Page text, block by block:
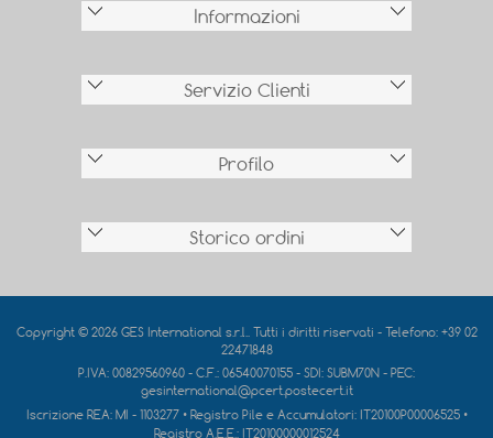
Informazioni
Servizio Clienti
Profilo
Storico ordini
Copyright © 2026 GES International s.r.l.. Tutti i diritti riservati - Telefono: +39 02
22471848
P.IVA: 00829560960 - C.F.: 06540070155 - SDI: SUBM70N - PEC:
gesinternational@pcert.postecert.it
Iscrizione REA: MI - 1103277• Registro Pile e Accumulatori: IT20100P00006525•
Registro A.E.E.: IT20100000012524